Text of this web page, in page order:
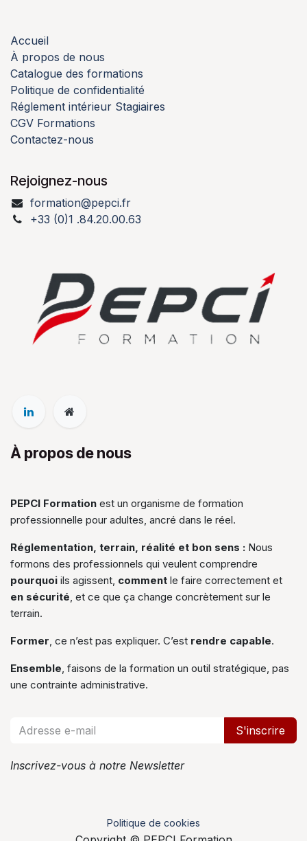
Accueil
À propos de nous
Catalogue des formations
Politique de confidentialité
Réglement intérieur Stagiaires
CGV Formations
Contactez-nous
Rejoignez-nous
formation@pepci.fr
+33 (0)1 .84.20.00.63
À propos de nous
PEPCI Formation est un organisme de formation
professionnelle pour adultes, ancré dans le réel.
Réglementation, terrain, réalité et bon sens : Nous
formons des professionnels qui veulent comprendre
pourquoi ils agissent, comment le faire correctement et
en sécurité, et ce que ça change concrètement sur le
terrain.
Former, ce n’est pas expliquer. C’est rendre capable.
Ensemble, faisons de la formation un outil stratégique, pas
une contrainte administrative.
S'inscrire
Inscrivez-vous à notre Newsletter
Politique de cookies